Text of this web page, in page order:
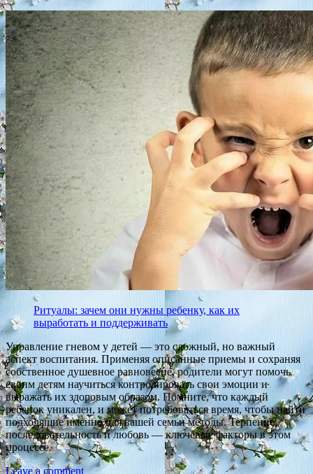
Ритуалы: зачем они нужны ребенку, как их
выработать и поддерживать
Управление гневом у детей — это сложный, но важный
аспект воспитания. Применяя описанные приемы и сохраняя
собственное душевное равновесие, родители могут помочь
своим детям научиться контролировать свои эмоции и
выражать их здоровым образом. Помните, что каждый
ребенок уникален, и может потребоваться время, чтобы найти
подходящие именно для вашей семьи методы. Терпение,
последовательность и любовь — ключевые факторы в этом
процессе.
Leave a comment